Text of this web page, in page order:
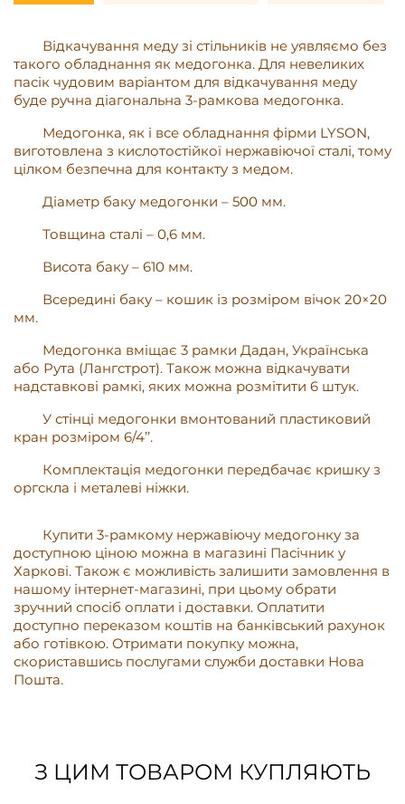
Відкачування меду зі стільників не уявляємо без
такого обладнання як медогонка. Для невеликих
пасік чудовим варіантом для відкачування меду
буде ручна діагональна 3-рамкова медогонка.
Медогонка, як і все обладнання фірми LYSON,
виготовлена з кислотостійкої нержавіючої сталі, тому
цілком безпечна для контакту з медом.
Діаметр баку медогонки – 500 мм.
Товщина сталі – 0,6 мм.
Висота баку – 610 мм.
Всередині баку – кошик із розміром вічок 20×20
мм.
Медогонка вміщає 3 рамки Дадан, Українська
або Рута (Лангстрот). Також можна відкачувати
надставкові рамкі, яких можна розмітити 6 штук.
У стінці медогонки вмонтований пластиковий
кран розміром 6/4’’.
Комплектація медогонки передбачає кришку з
оргскла і металеві ніжки.
Купити 3-рамкому нержавіючу медогонку за
доступною ціною можна в магазині Пасічник у
Харкові. Також є можливість залишити замовлення в
нашому інтернет-магазині, при цьому обрати
зручний спосіб оплати і доставки. Оплатити
доступно переказом коштів на банківський рахунок
або готівкою. Отримати покупку можна,
скориставшись послугами служби доставки Нова
Пошта.
З ЦИМ ТОВАРОМ КУПЛЯЮТЬ